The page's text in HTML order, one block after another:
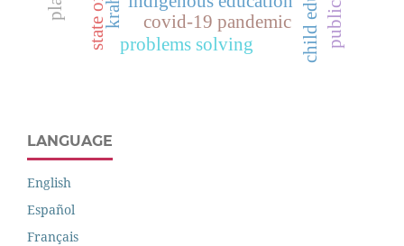
covid-19 pandemic
problems solving
LANGUAGE
English
Español
Français